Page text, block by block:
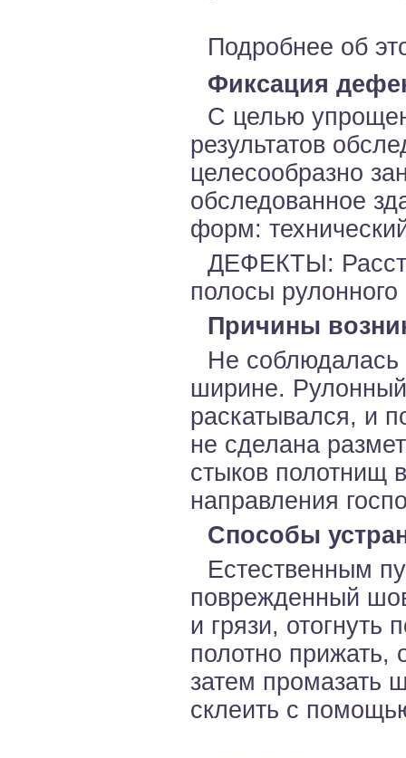
Подробнее об
Фиксация
С целью
результатов
целесообразно
обследованное
форм:
ДЕФЕКТЫ:
полосы
Причины
Не соблюдалась
ширине.
раскатывался, и
не сделана
стыков полотнищ
направления
Способы
Естественным
поврежденный
и грязи, отогнуть
полотно прижать,
затем промазать
склеить с